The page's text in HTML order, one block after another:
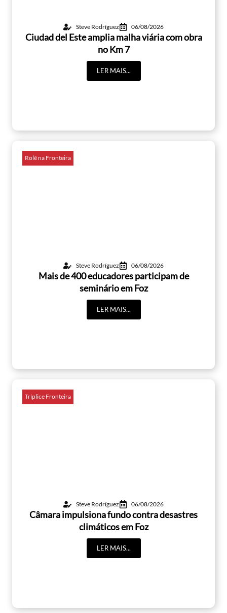
Steve Rodríguez 06/08/2026
Ciudad del Este amplia malha viária com obra
no Km 7
LER MAIS...
Rolê na Fronteira
Steve Rodríguez 06/08/2026
Mais de 400 educadores participam de
seminário em Foz
LER MAIS...
Tríplice Fronteira
Steve Rodríguez 06/08/2026
Câmara impulsiona fundo contra desastres
climáticos em Foz
LER MAIS...